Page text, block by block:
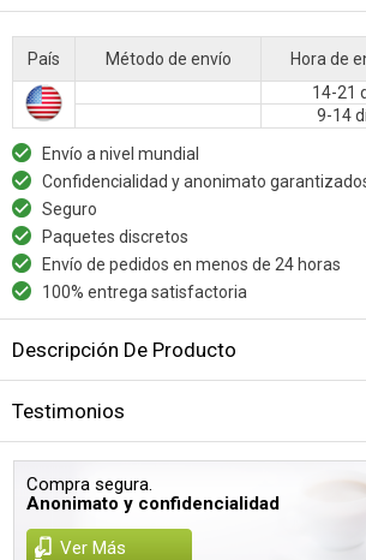
País Método de envío Hora de
14-21
9-14
Envío a nivel mundial
Confidencialidad y anonimato
Seguro
Paquetes discretos
Envío de pedidos en menos de 24 horas
100% entrega satisfactoria
Descripción De Producto
Testimonios
Compra segura.
Anonimato y confidencialidad
Ver Más